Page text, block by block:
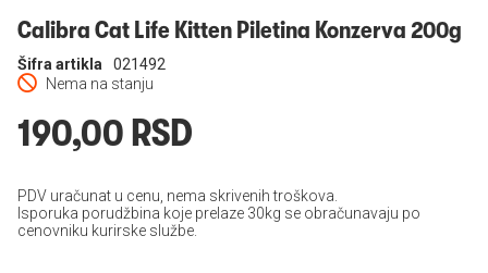
Calibra Cat Life Kitten Piletina Konzerva 200g
Nema na stanju
Šifra artikla 021492
190,00 RSD
PDV uračunat u cenu, nema skrivenih troškova.
Isporuka porudžbina koje prelaze 30kg se obračunavaju po
cenovniku kurirske službe.